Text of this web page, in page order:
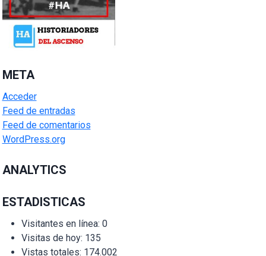
META
Acceder
Feed de entradas
Feed de comentarios
WordPress.org
ANALYTICS
ESTADISTICAS
Visitantes en línea: 0
Visitas de hoy: 135
Vistas totales: 174.002